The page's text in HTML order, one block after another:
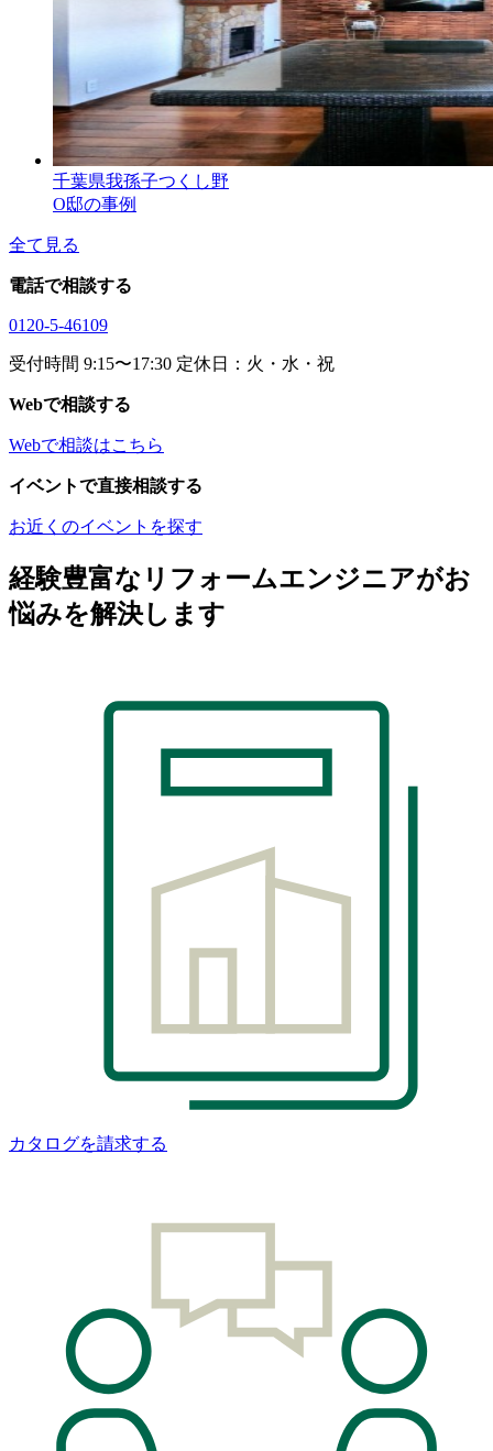
千葉県我孫子つくし野
O邸の事例
全て見る
電話で相談する
0120-5-46109
受付時間 9:15〜17:30 定休日：火・水・祝
Webで相談する
Webで相談はこちら
イベントで直接相談する
お近くのイベントを探す
経験豊富なリフォームエンジニアがお
悩みを解決します
カタログを請求する